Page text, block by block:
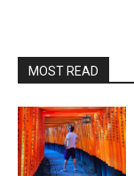
MOST READ